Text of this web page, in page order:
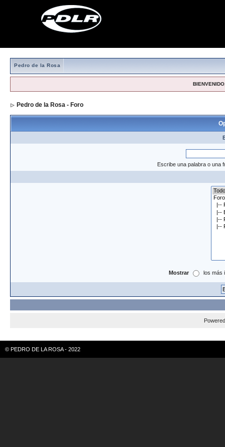
Pedro de la Rosa
Pedro de la Rosa - Foro
Escribe una palabra o una
Mostrar los más
© PEDRO DE LA ROSA - 2022